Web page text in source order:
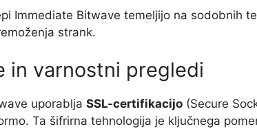
Immediate Bitwave temeljijo na sodobnih
strank.
in varnostni pregledi
uporablja SSL-certifikacijo (Secure
Ta šifrirna tehnologija je ključnega